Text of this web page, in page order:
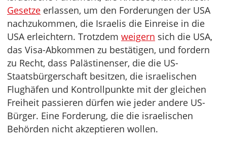
Gesetze erlassen, um den Forderungen der USA
nachzukommen, die Israelis die Einreise in die
USA erleichtern. Trotzdem weigern sich die USA,
das Visa-Abkommen zu bestätigen, und fordern
zu Recht, dass Palästinenser, die die US-
Staatsbürgerschaft besitzen, die israelischen
Flughäfen und Kontrollpunkte mit der gleichen
Freiheit passieren dürfen wie jeder andere US-
Bürger. Eine Forderung, die die israelischen
Behörden nicht akzeptieren wollen.